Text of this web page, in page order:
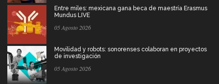
Entre miles: mexicana gana beca de maestría Erasmus
Mundus LIVE
05 Agosto 2026
Movilidad y robots: sonorenses colaboran en proyectos
de investigación
05 Agosto 2026